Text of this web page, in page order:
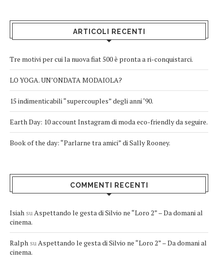
ARTICOLI RECENTI
Tre motivi per cui la nuova fiat 500 è pronta a ri-conquistarci.
LO YOGA. UN’ONDATA MODAIOLA?
15 indimenticabili “supercouples” degli anni ‘90.
Earth Day: 10 account Instagram di moda eco-friendly da seguire.
Book of the day: “Parlarne tra amici” di Sally Rooney.
COMMENTI RECENTI
Isiah suAspettando le gesta di Silvio ne “Loro 2” – Da domani al
cinema.
Ralph suAspettando le gesta di Silvio ne “Loro 2” – Da domani al
cinema.